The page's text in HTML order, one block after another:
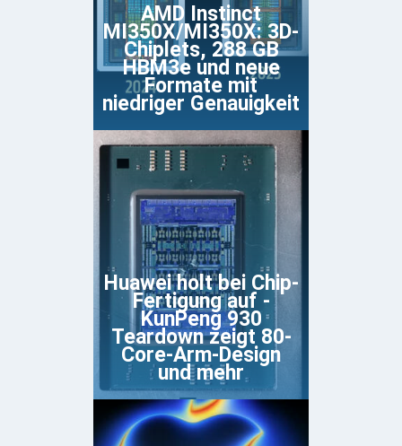
AMD Instinct
MI350X/MI350X: 3D-
Chiplets, 288 GB
HBM3e und neue
Formate mit
niedriger Genauigkeit
Huawei holt bei Chip-
Fertigung auf -
KunPeng 930
Teardown zeigt 80-
Core-Arm-Design
und mehr